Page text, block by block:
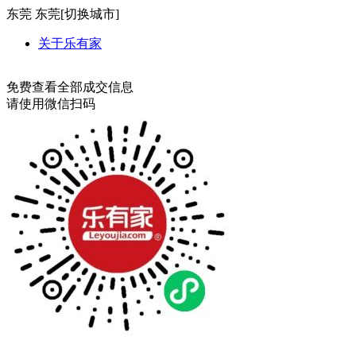
东莞 东莞[切换城市]
关于乐有家
免费查看全部成交信息
请使用微信扫码